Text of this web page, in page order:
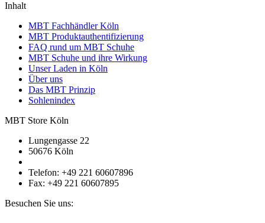
Inhalt
MBT Fachhändler Köln
MBT Produktauthentifizierung
FAQ rund um MBT Schuhe
MBT Schuhe und ihre Wirkung
Unser Laden in Köln
Über uns
Das MBT Prinzip
Sohlenindex
MBT Store Köln
Lungengasse 22
50676 Köln
Telefon: +49 221 60607896
Fax: +49 221 60607895
Besuchen Sie uns: